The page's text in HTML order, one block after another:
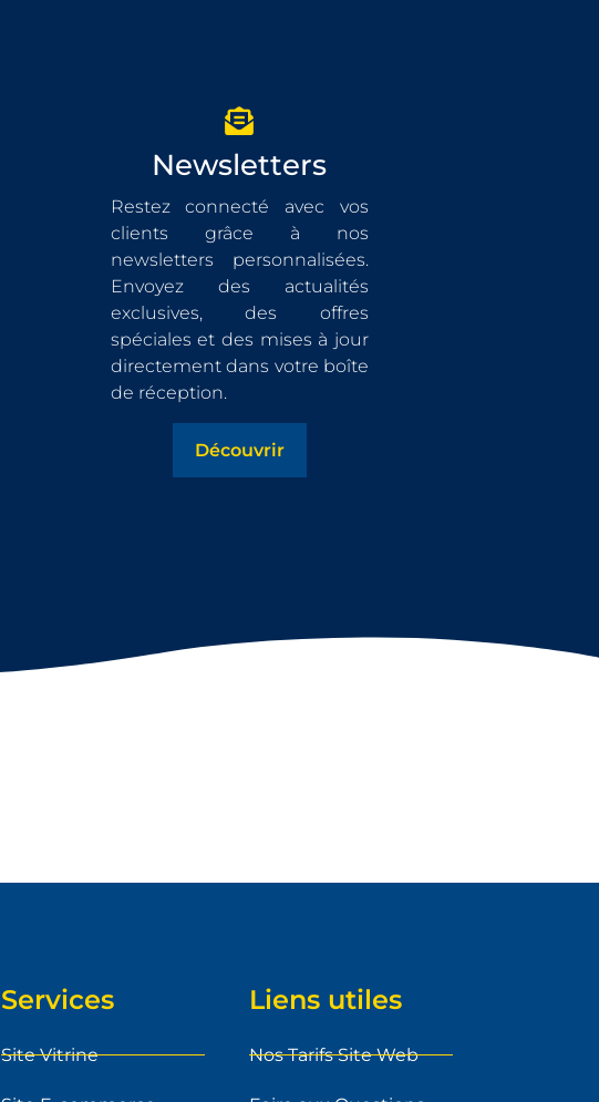
Newsletters
Restez connecté avec vos
clients grâce à nos
newsletters personnalisées.
Envoyez des actualités
exclusives, des offres
spéciales et des mises à jour
directement dans votre boîte
de réception.
Découvrir
Services
Site Vitrine
Liens utiles
Nos Tarifs Site Web